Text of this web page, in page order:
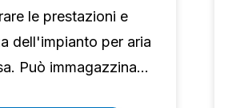
le prestazioni e
dell'impianto per aria
Può immagazzinare